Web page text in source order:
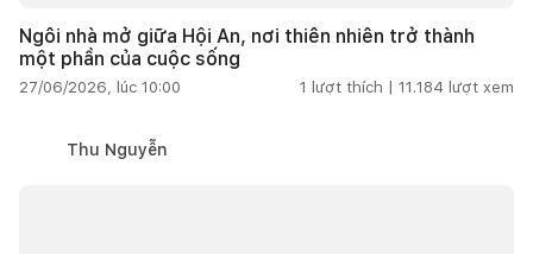
Ngôi nhà mở giữa Hội An, nơi thiên nhiên trở thành
một phần của cuộc sống
27/06/2026, lúc 10:00 1 lượt thích | 11.184 lượt xem
Thu Nguyễn